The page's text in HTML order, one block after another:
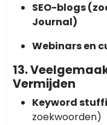
SEO-blogs
Journal)
Webinars en
13.
Vermijden
Keyword
zoekwoorden)